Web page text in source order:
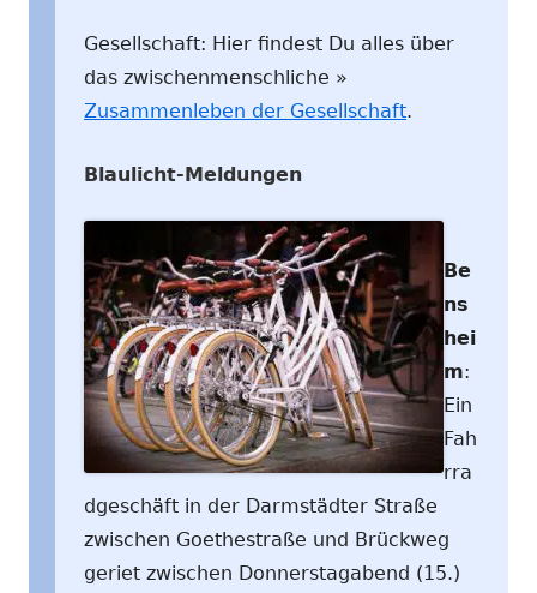
Gesellschaft: Hier findest Du alles über
das zwischenmenschliche »
Zusammenleben der Gesellschaft.
Blaulicht-Meldungen
Be
ns
hei
m:
Ein
Fah
rra
dgeschäft in der Darmstädter Straße
zwischen Goethestraße und Brückweg
geriet zwischen Donnerstagabend (15.)